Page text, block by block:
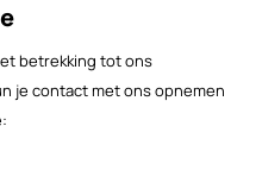
betrekking tot ons
je contact met ons opnemen